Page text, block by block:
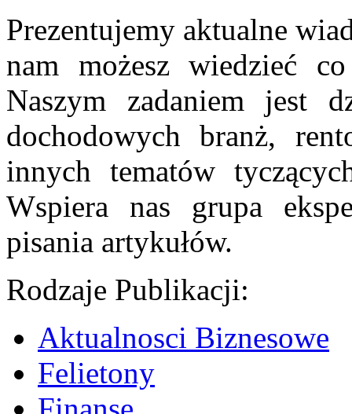
Prezentujemy aktualne
nam możesz wiedzieć
Naszym zadaniem jest
dochodowych branż,
innych tematów
Wspiera nas grupa
pisania artykułów.
Rodzaje Publikacji:
Aktualnosci Biznesowe
Felietony